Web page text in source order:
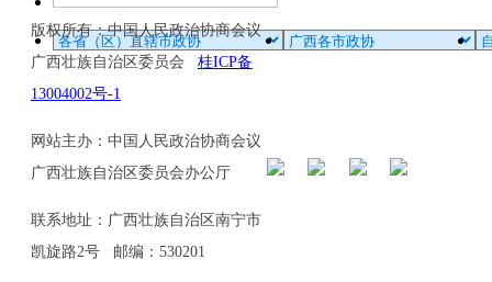
版权所有：中国人民政治协商会议
广西壮族自治区委员会 桂ICP备
13004002号-1
网站主办：中国人民政治协商会议
广西壮族自治区委员会办公厅
联系地址：广西壮族自治区南宁市
凯旋路2号 邮编：530201